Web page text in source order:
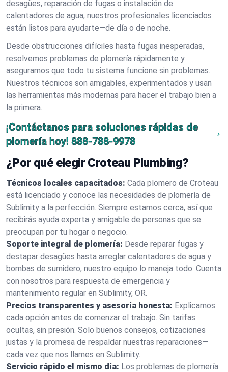
desagües, reparación de fugas o instalación de
calentadores de agua, nuestros profesionales licenciados
están listos para ayudarte—de día o de noche.
Desde obstrucciones difíciles hasta fugas inesperadas,
resolvemos problemas de plomería rápidamente y
aseguramos que todo tu sistema funcione sin problemas.
Nuestros técnicos son amigables, experimentados y usan
las herramientas más modernas para hacer el trabajo bien a
la primera.
¡Contáctanos para soluciones rápidas de
plomería hoy! 888-788-9978
¿Por qué elegir Croteau Plumbing?
Técnicos locales capacitados: Cada plomero de Croteau
está licenciado y conoce las necesidades de plomería de
Sublimity a la perfección. Siempre estamos cerca, así que
recibirás ayuda experta y amigable de personas que se
preocupan por tu hogar o negocio.
Soporte integral de plomería: Desde reparar fugas y
destapar desagües hasta arreglar calentadores de agua y
bombas de sumidero, nuestro equipo lo maneja todo. Cuenta
con nosotros para respuesta de emergencia y
mantenimiento regular en Sublimity, OR.
Precios transparentes y asesoría honesta: Explicamos
cada opción antes de comenzar el trabajo. Sin tarifas
ocultas, sin presión. Solo buenos consejos, cotizaciones
justas y la promesa de respaldar nuestras reparaciones—
cada vez que nos llames en Sublimity.
Servicio rápido el mismo día: Los problemas de plomería